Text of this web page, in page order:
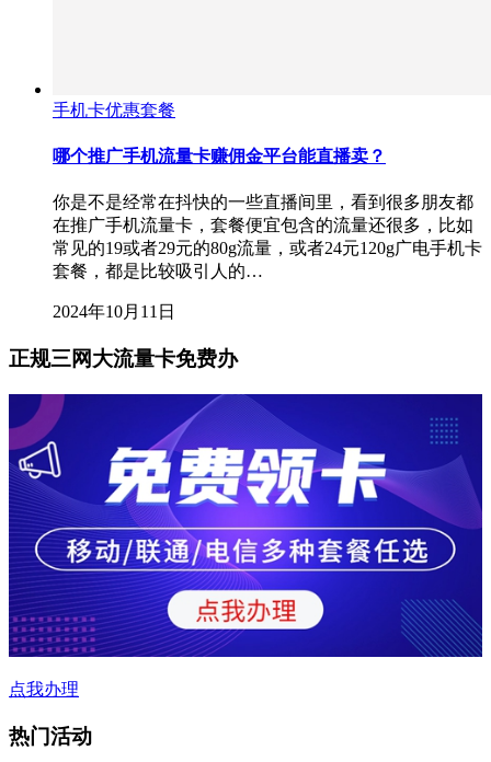
手机卡优惠套餐
哪个推广手机流量卡赚佣金平台能直播卖？
你是不是经常在抖快的一些直播间里，看到很多朋友都
在推广手机流量卡，套餐便宜包含的流量还很多，比如
常见的19或者29元的80g流量，或者24元120g广电手机卡
套餐，都是比较吸引人的…
2024年10月11日
正规三网大流量卡免费办
点我办理
热门活动